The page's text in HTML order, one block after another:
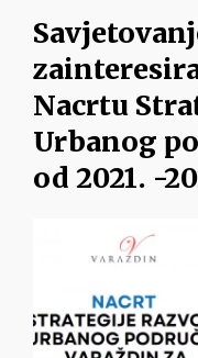
Nacrtu
Urbanog
od 2021. -